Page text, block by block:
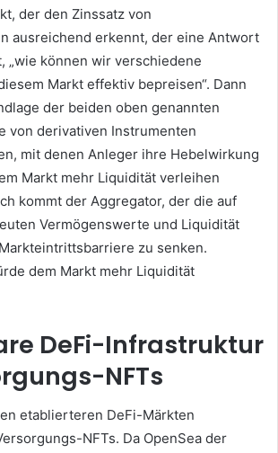
der den Zinssatz von
ausreichend erkennt, der eine Antwort
„wie können wir verschiedene
Markt effektiv bepreisen“. Dann
der beiden oben genannten
von derivativen Instrumenten
mit denen Anleger ihre Hebelwirkung
Markt mehr Liquidität verleihen
kommt der Aggregator, der die auf
Vermögenswerte und Liquidität
zu senken.
dem Markt mehr Liquidität
DeFi-Infrastruktur
NFTs
etablierteren DeFi-Märkten
NFTs. Da OpenSea der